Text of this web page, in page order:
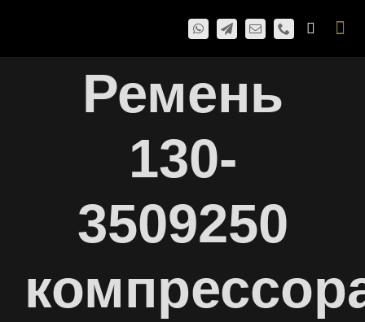
Ремень
130-
3509250